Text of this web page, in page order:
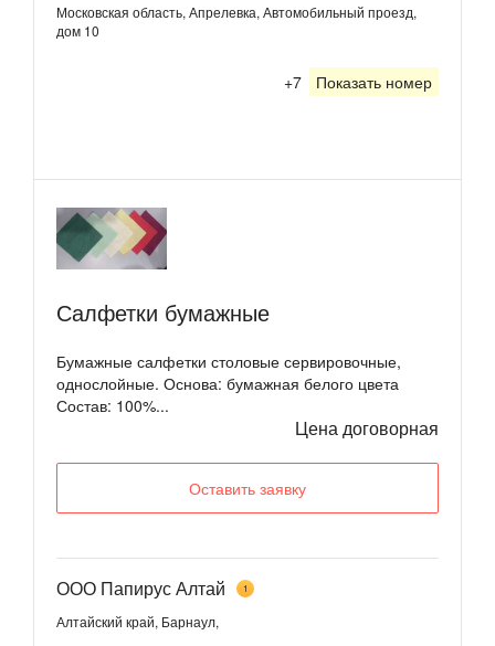
Московская область, Апрелевка, Автомобильный проезд,
дом 10
+7 Показать номер
Салфетки бумажные
Бумажные салфетки столовые сервировочные,
однослойные. Основа: бумажная белого цвета
Состав: 100%...
Цена договорная
Оставить заявку
ООО Папирус Алтай 1
Алтайский край, Барнаул,